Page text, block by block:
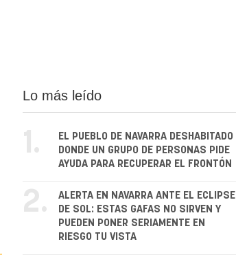
Lo más leído
1.
EL PUEBLO DE NAVARRA DESHABITADO
DONDE UN GRUPO DE PERSONAS PIDE
AYUDA PARA RECUPERAR EL FRONTÓN
2.
ALERTA EN NAVARRA ANTE EL ECLIPSE
DE SOL: ESTAS GAFAS NO SIRVEN Y
PUEDEN PONER SERIAMENTE EN
RIESGO TU VISTA